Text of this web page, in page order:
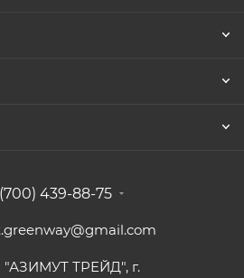
439-88-75
ТРЕЙД", г.